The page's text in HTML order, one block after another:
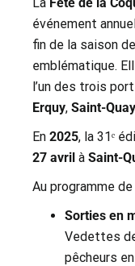
événement
fin de la saison
emblématique.
l’un des trois
Erquy, Saint-
En 2025, la 31ᵉ
27 avril à Saint-
Au programme
Sorties en
Vedettes
pêcheurs